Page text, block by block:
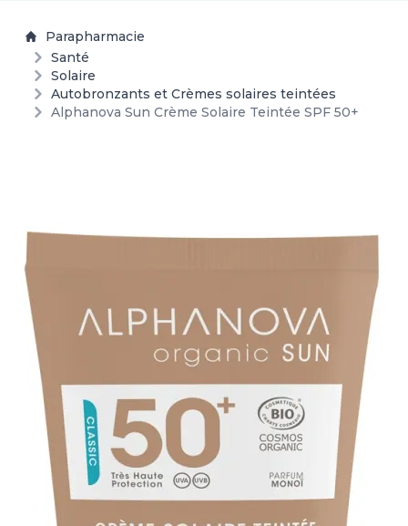
Parapharmacie
Santé
Solaire
Autobronzants et Crèmes solaires teintées
Alphanova Sun Crème Solaire Teintée SPF 50+